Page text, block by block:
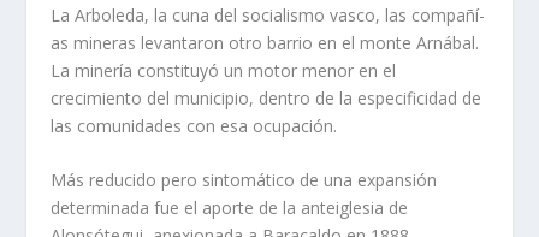
La Arboleda, la cuna del socialismo vasco, las compañí­
as mineras levantaron otro barrio en el monte Arnábal.
La minerí­a constituyó un motor menor en el
crecimiento del municipio, dentro de la especificidad de
las comunidades con esa ocupación.
Más reducido pero sintomático de una expansión
determinada fue el aporte de la anteiglesia de